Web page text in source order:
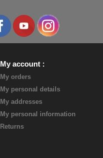
My account
My orders
My personal details
My addresses
My personal information
Returns